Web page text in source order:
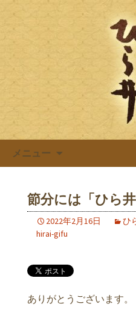
日本料理ひら
岐阜県岐阜市の日
らい)」は創業明
る伝統と技を大切
てなしをしており
する、蕎麦屋の「
ん)」は、つなぎ
麦を提供。
メニュー
節分には「ひら井
2022年2月16日
ひ
hirai-gifu
ありがとうございます。